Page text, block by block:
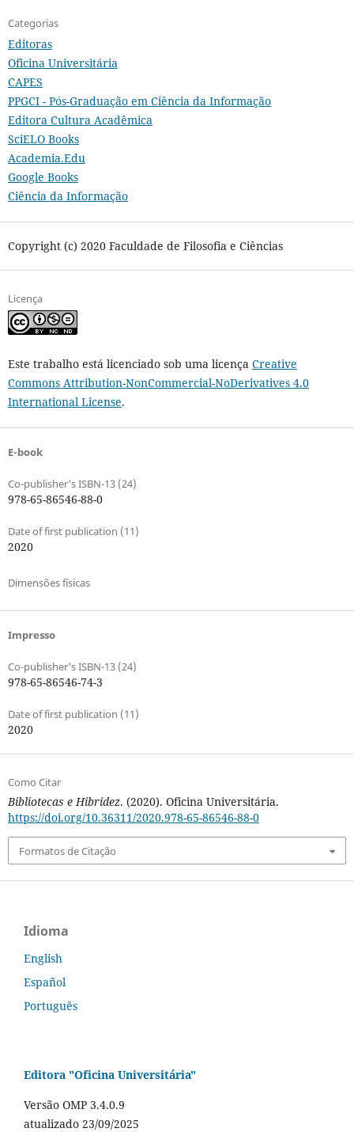
Categorias
Editoras
Oficina Universitária
CAPES
PPGCI - Pós-Graduação em Ciência da Informação
Editora Cultura Acadêmica
SciELO Books
Academia.Edu
Google Books
Ciência da Informação
Copyright (c) 2020 Faculdade de Filosofia e Ciências
Licença
Este trabalho está licenciado sob uma licença Creative
Commons Attribution-NonCommercial-NoDerivatives 4.0
International License.
E-book
Co-publisher's ISBN-13 (24)
978-65-86546-88-0
Date of first publication (11)
2020
Dimensões físicas
Impresso
Co-publisher's ISBN-13 (24)
978-65-86546-74-3
Date of first publication (11)
2020
Como Citar
Bibliotecas e Hibridez. (2020). Oficina Universitária.
https://doi.org/10.36311/2020.978-65-86546-88-0
Formatos de Citação
Idioma
English
Español
Português
Editora "Oficina Universitária"
Versão OMP 3.4.0.9
atualizado 23/09/2025